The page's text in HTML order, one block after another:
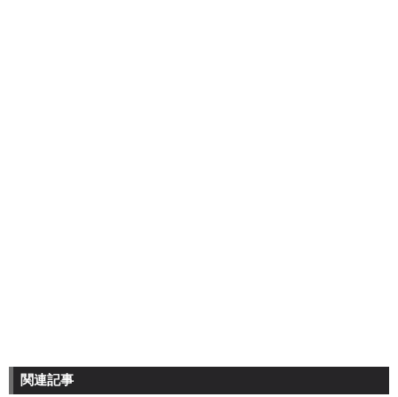
関連記事